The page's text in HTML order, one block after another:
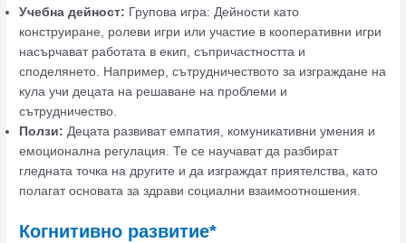
Учебна дейност: Групова игра: Дейности като
конструиране, ролеви игри или участие в кооперативни игри
насърчават работата в екип, съпричастността и
споделянето. Например, сътрудничеството за изграждане на
кула учи децата на решаване на проблеми и
сътрудничество.
Ползи: Децата развиват емпатия, комуникативни умения и
емоционална регулация. Те се научават да разбират
гледната точка на другите и да изграждат приятелства, като
полагат основата за здрави социални взаимоотношения.
Когнитивно развитие*